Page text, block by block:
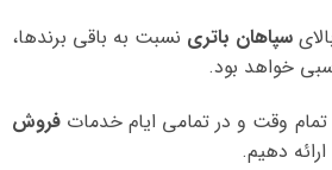
سپاهان باتری نسبت به باقی برندها،
خواهد بود.
وقت و در تمامی ایام خدمات فروش
ارائه دهیم.